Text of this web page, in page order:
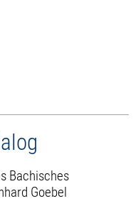
Bachisches
Goebel